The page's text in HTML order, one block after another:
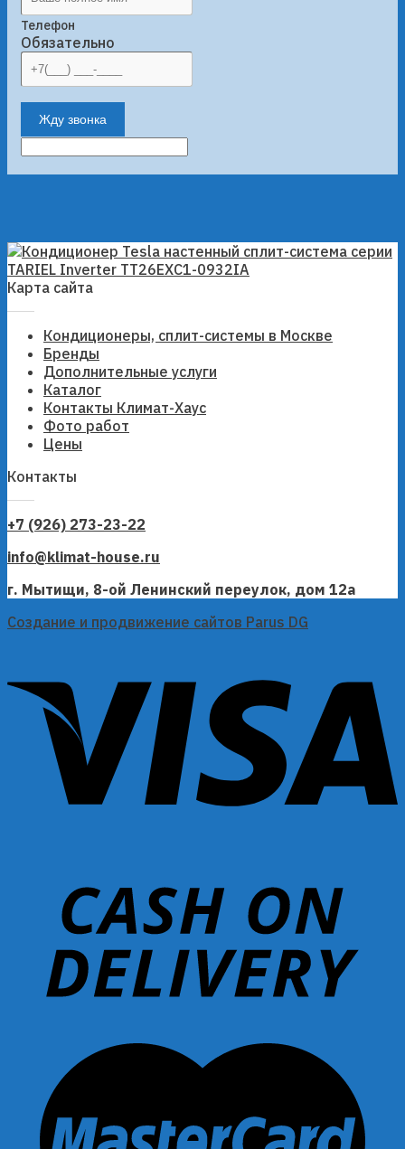
Телефон
Обязательно
Жду звонка
Карта сайта
Кондиционеры, сплит-системы в Москве
Бренды
Дополнительные услуги
Каталог
Контакты Климат-Хаус
Фото работ
Цены
Контакты
+7 (926) 273-23-22
info@klimat-house.ru
г. Мытищи, 8-ой Ленинский переулок, дом 12а
Создание и продвижение сайтов Parus DG